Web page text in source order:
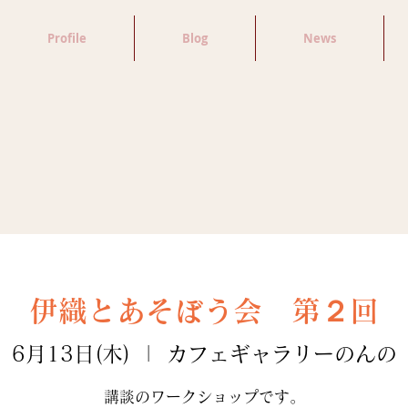
Profile Blog News
伊織とあそぼう会 第２回
6月13日(木) カフェギャラリーのんの
講談のワークショップです。